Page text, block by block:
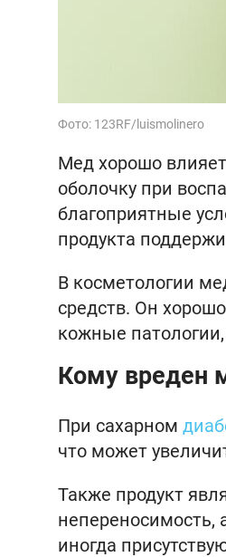
Фото: 123RF/luismolinero
Мед хорошо
оболочку при
благоприятные
продукта
В косметологии
средств. Он
кожные
Кому вреден
При сахарном
что может
Также продукт
непереносимость,
иногда